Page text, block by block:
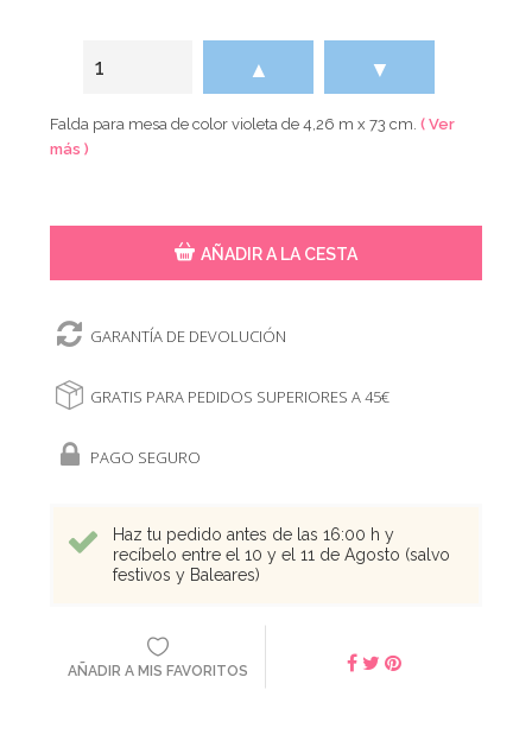
▲ ▼
Falda para mesa de color violeta de 4,26 m x 73 cm.( Ver
más )
AÑADIR A LA CESTA
GARANTÍA DE DEVOLUCIÓN
GRATIS PARA PEDIDOS SUPERIORES A 45€
PAGO SEGURO
Haz tu pedido antes de las 16:00 h y
recíbelo entre el 10 y el 11 de Agosto (salvo
festivos y Baleares)
AÑADIR A MIS FAVORITOS